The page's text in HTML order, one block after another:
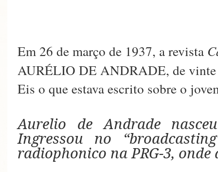
Em 26 de março de 1937, a revista
AURÉLIO DE ANDRADE, de vinte
Eis o que estava escrito sobre o
Aurelio de Andrade
Ingressou no
radiophonico na PRG-3,